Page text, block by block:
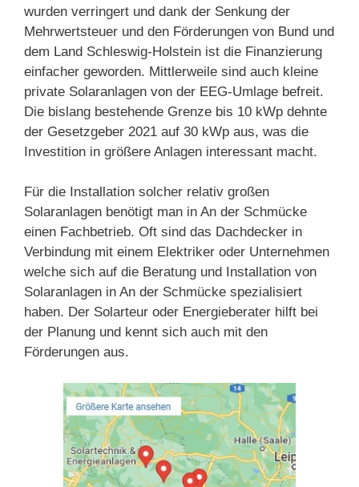
wurden verringert und dank der Senkung der
Mehrwertsteuer und den Förderungen von Bund und
dem Land Schleswig-Holstein ist die Finanzierung
einfacher geworden. Mittlerweile sind auch kleine
private Solaranlagen von der EEG-Umlage befreit.
Die bislang bestehende Grenze bis 10 kWp dehnte
der Gesetzgeber 2021 auf 30 kWp aus, was die
Investition in größere Anlagen interessant macht.
Für die Installation solcher relativ großen
Solaranlagen benötigt man in An der Schmücke
einen Fachbetrieb. Oft sind das Dachdecker in
Verbindung mit einem Elektriker oder Unternehmen
welche sich auf die Beratung und Installation von
Solaranlagen in An der Schmücke spezialisiert
haben. Der Solarteur oder Energieberater hilft bei
der Planung und kennt sich auch mit den
Förderungen aus.